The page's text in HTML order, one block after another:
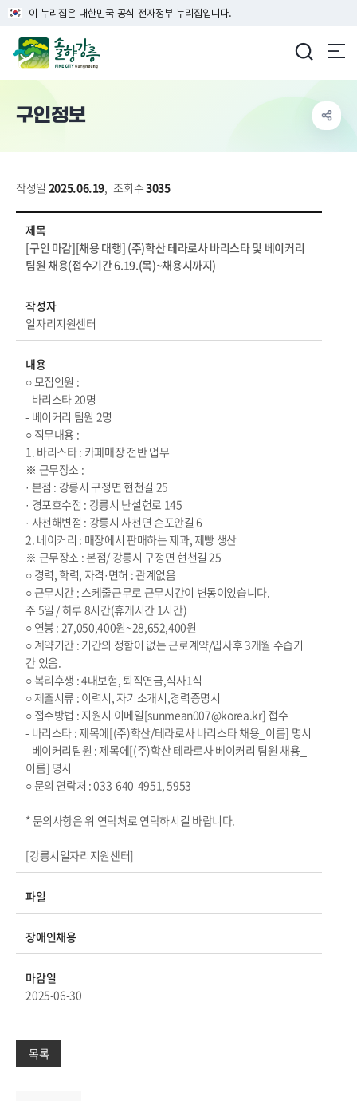
이 누리집은 대한민국 공식 전자정부 누리집입니다.
구인정보
작성일 2025.06.19, 조회수3035
제목
[구인 마감][채용 대행] (주)학산 테라로사 바리스타 및 베이커리
팀원 채용(접수기간 6.19.(목)~채용시까지)
작성자
일자리지원센터
내용
○ 모집인원 :
- 바리스타 20명
- 베이커리 팀원 2명
○ 직무내용 :
1. 바리스타 : 카페매장 전반 업무
※ 근무장소 :
· 본점 : 강릉시 구정면 현천길 25
· 경포호수점 : 강릉시 난설헌로 145
· 사천해변점 : 강릉시 사천면 순포안길 6
2. 베이커리 : 매장에서 판매하는 제과, 제빵 생산
※ 근무장소 : 본점/ 강릉시 구정면 현천길 25
○ 경력, 학력, 자격·면허 : 관계없음
○ 근무시간 : 스케줄근무로 근무시간이 변동이있습니다.
주 5일 / 하루 8시간(휴게시간 1시간)
○ 연봉 : 27,050,400원~28,652,400원
○ 계약기간 : 기간의 정함이 없는 근로계약/입사후 3개월 수습기
간 있음.
○ 복리후생 : 4대보험, 퇴직연금,식사1식
○ 제출서류 : 이력서, 자기소개서,경력증명서
○ 접수방법 : 지원시 이메일[sunmean007@korea.kr] 접수
- 바리스타 : 제목에[(주)학산/테라로사 바리스타 채용_이름] 명시
- 베이커리팀원 : 제목에[(주)학산 테라로사 베이커리 팀원 채용_
이름] 명시
○ 문의 연락처 : 033-640-4951, 5953
* 문의사항은 위 연락처로 연락하시길 바랍니다.
[강릉시일자리지원센터]
파일
장애인채용
마감일
2025-06-30
목록